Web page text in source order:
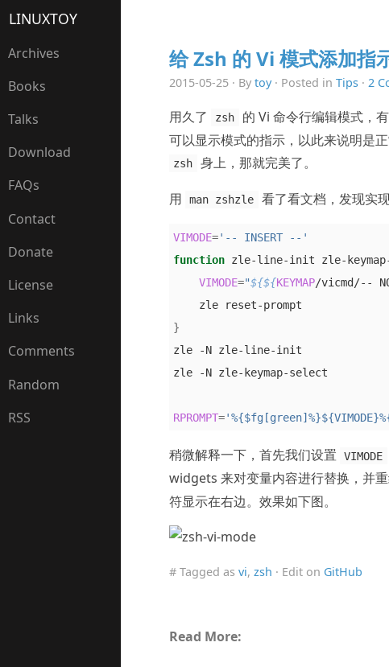
LINUXTOY
Archives
Books
Talks
Download
FAQs
Contact
Donate
License
Links
Comments
Random
RSS
给 Zsh 的 Vi 模式添加指
2015-05-25 · By toy· Posted in Tips· 2
用久了 zsh
的 Vi 命令行编辑模式，
可以显示模式的指示，以此来说明是
zsh 身上，那就完美了。
用 man zshzle 看了看文档，发现实
VIMODE='-- INSERT --'
function zle-line-init zle-
VIMODE="${${KEYMAP/vicmd/--
}
zle -N zle-line-init
zle -N zle-keymap-select
RPROMPT=
稍微解释一下，首先我们设置 VIMODE
widgets 来对变量内容进行替换，并
符显示在右边。效果如下图。
# Tagged as vi, zsh · Edit on GitHub
Read More: